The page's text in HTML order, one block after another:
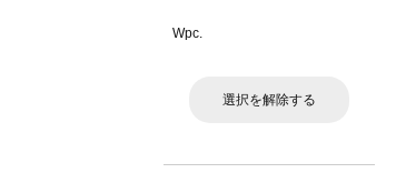
Wpc.
選択を解除する